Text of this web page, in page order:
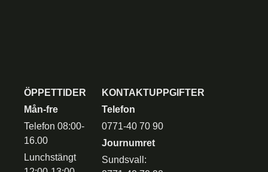
ÖPPETTIDER
Mån-fre
Telefon 08:00-
16.00
Lunchstängt
KONTAKTUPPGIFTER
Telefon
0771-40 70 90
Journumret
Sundsvall: